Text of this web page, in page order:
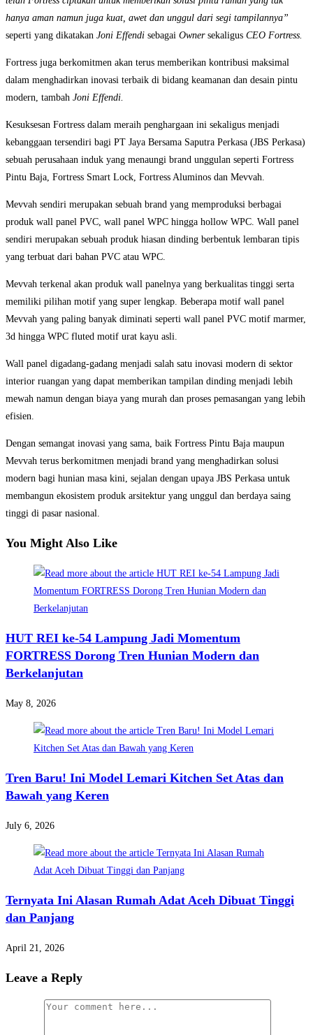
hanya aman namun juga kuat, awet dan unggul dari segi tampilannya”
seperti yang dikatakan Joni Effendi sebagai Ownersekaligus CEO Fortress.
Fortress juga berkomitmen akan terus memberikan kontribusi maksimal
dalam menghadirkan inovasi terbaik di bidang keamanan dan desain pintu
modern, tambah Joni Effendi.
Kesuksesan Fortress dalam meraih penghargaan ini sekaligus menjadi
kebanggaan tersendiri bagi PT Jaya Bersama Saputra Perkasa (JBS Perkasa)
sebuah perusahaan induk yang menaungi brand unggulan seperti Fortress
Pintu Baja, Fortress Smart Lock, Fortress Aluminos dan Mevvah.
Mevvah sendiri merupakan sebuah brand yang memproduksi berbagai
produk wall panel PVC, wall panel WPC hingga hollow WPC. Wall panel
sendiri merupakan sebuah produk hiasan dinding berbentuk lembaran tipis
yang terbuat dari bahan PVC atau WPC.
Mevvah terkenal akan produk wall panelnya yang berkualitas tinggi serta
memiliki pilihan motif yang super lengkap. Beberapa motif wall panel
Mevvah yang paling banyak diminati seperti wall panel PVC motif marmer,
3d hingga WPC fluted motif urat kayu asli.
Wall panel digadang-gadang menjadi salah satu inovasi modern di sektor
interior ruangan yang dapat memberikan tampilan dinding menjadi lebih
mewah namun dengan biaya yang murah dan proses pemasangan yang lebih
efisien.
Dengan semangat inovasi yang sama, baik Fortress Pintu Baja maupun
Mevvah terus berkomitmen menjadi brand yang menghadirkan solusi
modern bagi hunian masa kini, sejalan dengan upaya JBS Perkasa untuk
membangun ekosistem produk arsitektur yang unggul dan berdaya saing
tinggi di pasar nasional.
You Might Also Like
HUT REI ke-54 Lampung Jadi Momentum
FORTRESS Dorong Tren Hunian Modern dan
Berkelanjutan
May 8, 2026
Tren Baru! Ini Model Lemari Kitchen Set Atas dan
Bawah yang Keren
July 6, 2026
Ternyata Ini Alasan Rumah Adat Aceh Dibuat Tinggi
dan Panjang
April 21, 2026
Leave a Reply